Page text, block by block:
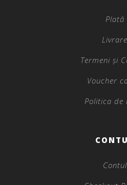
Plată
Livrare
Termeni și
Voucher
Politica de
Contul